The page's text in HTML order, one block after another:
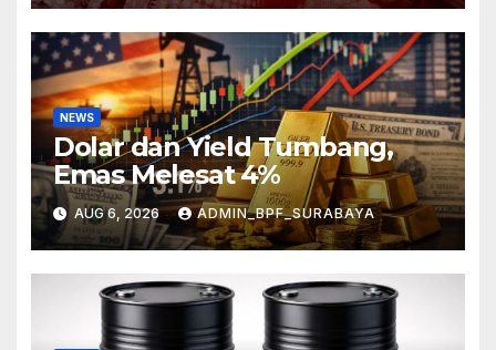
NEWS
Dolar dan Yield Tumbang,
Emas Melesat 4%
AUG 6, 2026 ADMIN_BPF_SURABAYA